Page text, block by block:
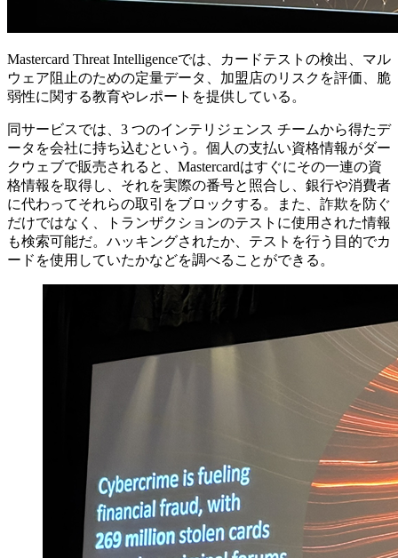
Mastercard Threat Intelligenceでは、カードテストの検出、マル
ウェア阻止のための定量データ、加盟店のリスクを評価、脆
弱性に関する教育やレポートを提供している。
同サービスでは、3 つのインテリジェンス チームから得たデ
ータを会社に持ち込むという。個人の支払い資格情報がダー
クウェブで販売されると、Mastercardはすぐにその一連の資
格情報を取得し、それを実際の番号と照合し、銀行や消費者
に代わってそれらの取引をブロックする。また、詐欺を防ぐ
だけではなく、トランザクションのテストに使用された情報
も検索可能だ。ハッキングされたか、テストを行う目的でカ
ードを使用していたかなどを調べることができる。